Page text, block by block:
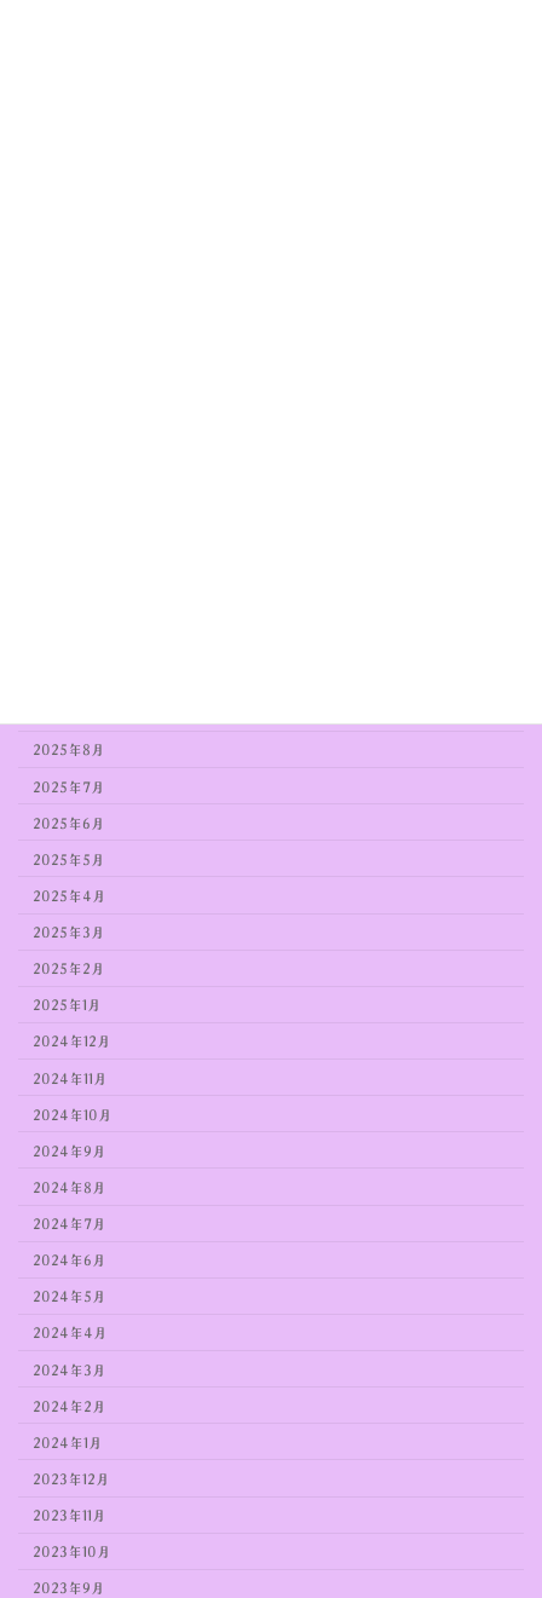
2025年8月
2025年7月
2025年6月
2025年5月
2025年4月
2025年3月
2025年2月
2025年1月
2024年12月
2024年11月
2024年10月
2024年9月
2024年8月
2024年7月
2024年6月
2024年5月
2024年4月
2024年3月
2024年2月
2024年1月
2023年12月
2023年11月
2023年10月
2023年9月